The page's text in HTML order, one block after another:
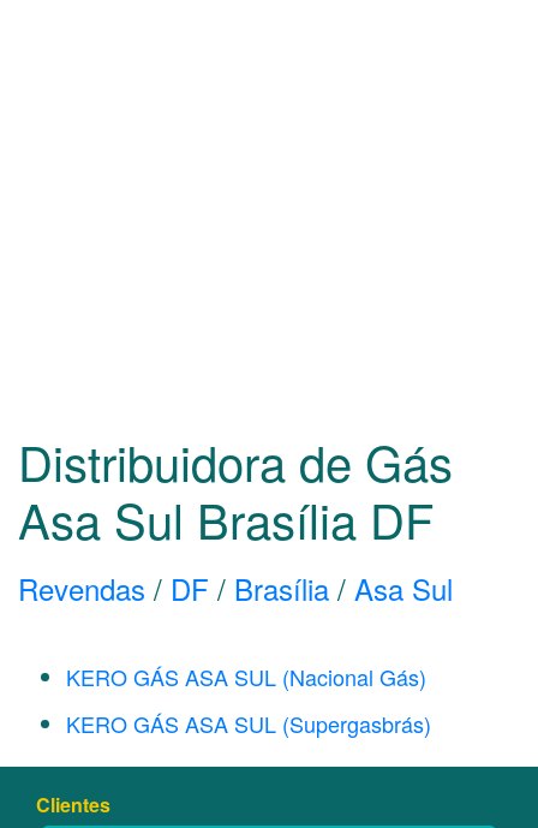
Distribuidora de Gás
Asa Sul Brasília DF
Revendas / DF / Brasília / Asa Sul
KERO GÁS ASA SUL (Nacional Gás)
KERO GÁS ASA SUL (Supergasbrás)
Clientes